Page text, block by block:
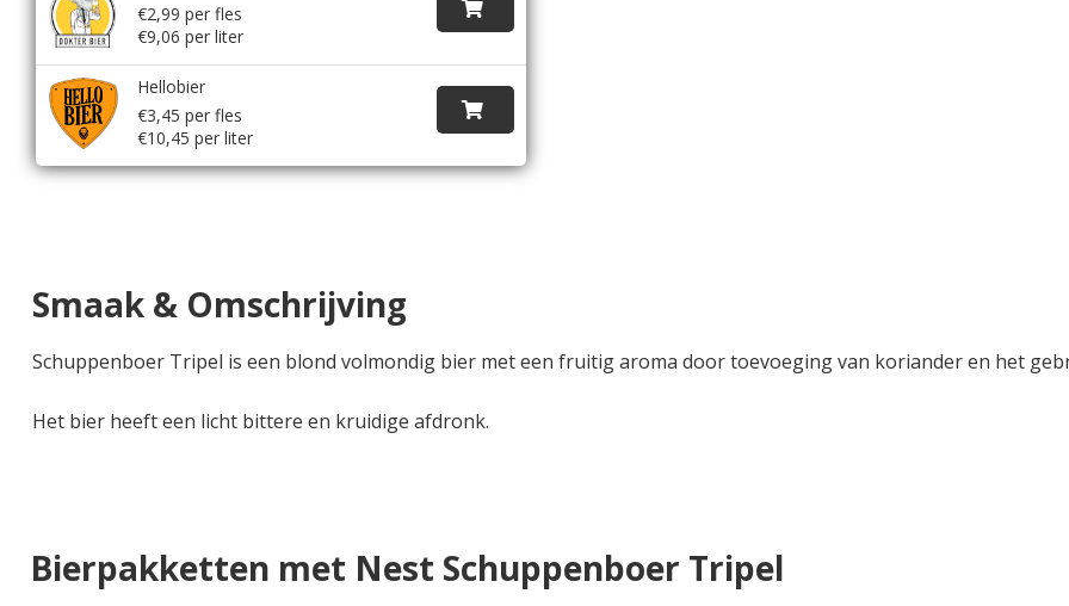
€2,99 per fles
€9,06 per liter
Hellobier
€3,45 per fles
€10,45 per liter
Smaak & Omschrijving
Schuppenboer Tripel is een blond volmondig bier met een fruitig aroma door toevoeging van koriander en het
Het bier heeft een licht bittere en kruidige afdronk.
Bierpakketten met Nest Schuppenboer Tripel